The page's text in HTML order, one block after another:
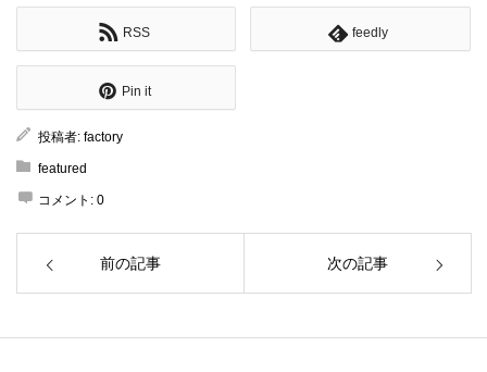
RSS feedly
Pin it
投稿者: factory
featured
コメント: 0
前の記事 次の記事